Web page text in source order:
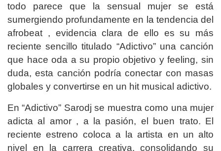
todo parece que la sensual mujer se está
sumergiendo profundamente en la tendencia del
afrobeat , evidencia clara de ello es su más
reciente sencillo titulado “Adictivo” una canción
que hace oda a su propio objetivo y feeling, sin
duda, esta canción podría conectar con masas
globales y convertirse en un hit musical adictivo.
En “Adictivo” Sarodj se muestra como una mujer
adicta al amor , a la pasión, el buen trato. El
reciente estreno coloca a la artista en un alto
nivel en la carrera creativa, consolidando su